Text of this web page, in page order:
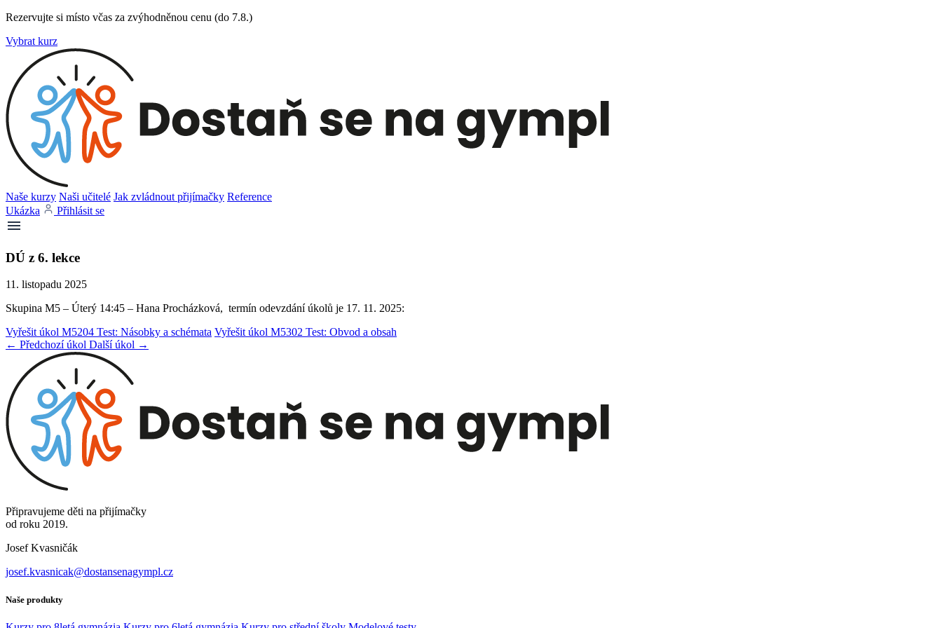
Rezervujte si místo včas za zvýhodněnou cenu (do 7.8.)
Vybrat kurz
Naše kurzy Naši učitelé Jak zvládnout přijímačky Reference
Ukázka
Přihlásit se
DÚ z 6. lekce
11. listopadu 2025
Skupina M5 – Úterý 14:45 – Hana Procházková, termín odevzdání úkolů je 17. 11. 2025:
Vyřešit úkol M5204 Test: Násobky a schémata Vyřešit úkol M5302 Test: Obvod a obsah
← Předchozí úkol Další úkol →
Připravujeme děti na přijímačky
od roku 2019.
Josef Kvasničák
josef.kvasnicak@dostansenagympl.cz
Naše produkty